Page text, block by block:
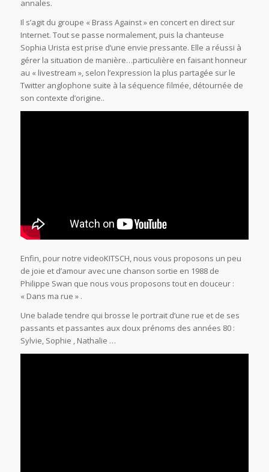
annales.
Il s’agit du groupe « Brass Against » en concert en direct sur
Internet. Tout se passe normalement, puis la chanteuse
Sophia Urista est prise d’une envie pressante. Elle a réussi à
gérer la situation de manière…particulière en faisant honneur
au « livestream », selon l’expression la plus partagée sur le
Twitter anglophone suite à la séquence filmée, détournée de
son contexte d’origine..
Enfin, pour notre videoKITSCH, nous vous proposons un peu
de joie et d’amour avec une chanson sortie en 1988 de
Philippe Swan que nous vous proposons tout en douceur :
« Dans ma rue » .
Une balade tendre qui brosse le portrait d’une rue et de ses
passants et passantes aux doux prénoms des années 80 :
Sylvie, Sophie , Nathalie …